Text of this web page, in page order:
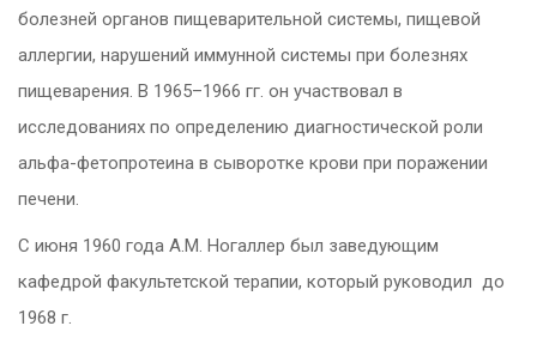
болезней органов пищеварительной системы, пищевой
аллергии, нарушений иммунной системы при болезнях
пищеварения. В 1965–1966 гг. он участвовал в
исследованиях по определению диагностической роли
альфа-фетопротеина в сыворотке крови при поражении
печени.
С июня 1960 года А.М. Ногаллер был заведующим
кафедрой факультетской терапии, который руководил до
1968 г.